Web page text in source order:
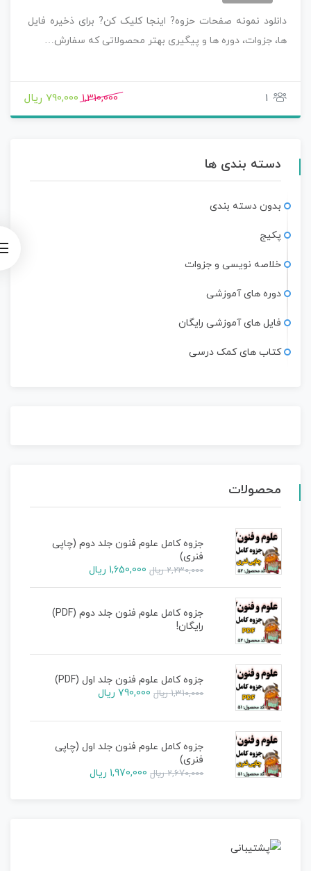
دانلود نمونه صفحات حزوه? اینجا کلیک کن? برای ذخیره فایل
ها، جزوات، دوره ها و پیگیری بهتر محصولاتی که سفارش…
1
1,310,000 790,000 ریال
دسته بندی ها
بدون دسته بندی
پکیج
خلاصه نویسی و جزوات
دوره های آموزشی
فایل های آموزشی رایگان
کتاب های کمک درسی
محصولات
جزوه کامل علوم فنون جلد دوم (چاپی
فنری)
2,230,000 ریال 1,650,000 ریال
جزوه کامل علوم فنون جلد دوم (PDF)
رایگان!
جزوه کامل علوم فنون جلد اول (PDF)
1,310,000 ریال 790,000 ریال
جزوه کامل علوم فنون جلد اول (چاپی
فنری)
2,670,000 ریال 1,970,000 ریال